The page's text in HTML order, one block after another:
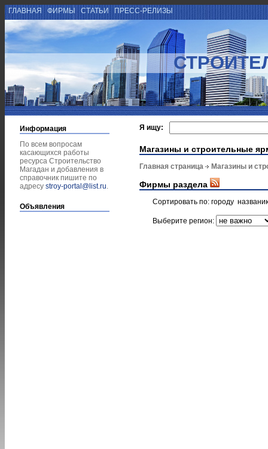
ГЛАВНАЯ ФИРМЫ СТАТЬИ ПРЕСС-РЕЛИЗЫ
Информация
По всем вопросам
касающихся работы
ресурса Строительство
Магадан и добавления в
справочник пишите по
адресу stroy-portal@list.ru.
Объявления
Я ищу:
Магазины и строительные
Главная страница Магазины и
Фирмы раздела
Сортировать по: городу
Выберите регион: